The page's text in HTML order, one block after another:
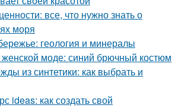
все, что нужно знать о
моря
геология и минералы
моде: синий брючный костюм
из синтетики: как выбрать и
ideas: как создать свой